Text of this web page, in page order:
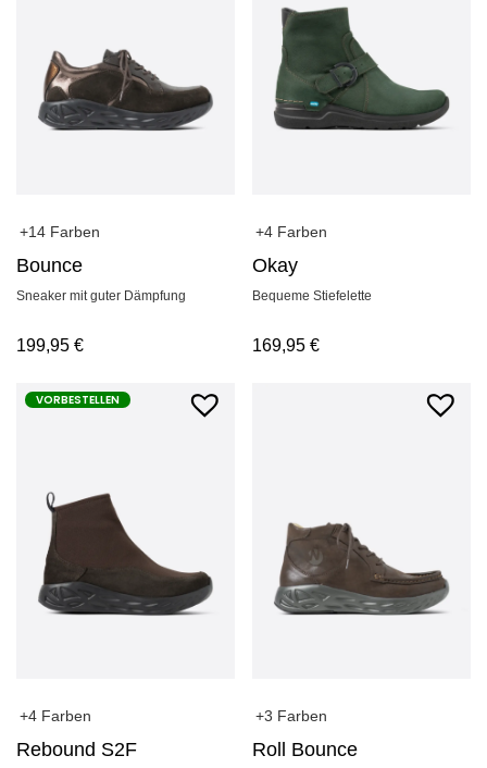
+14 Farben
Bounce
Sneaker mit guter Dämpfung
199,95 €
+4 Farben
Okay
Bequeme Stiefelette
169,95€
VORBESTELLEN
+4 Farben
Rebound S2F
+3 Farben
Roll Bounce